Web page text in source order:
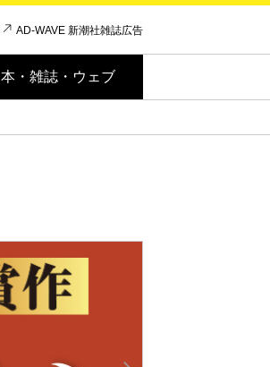
AD-WAVE 新潮社雑誌広告
本・雑誌・ウェブ